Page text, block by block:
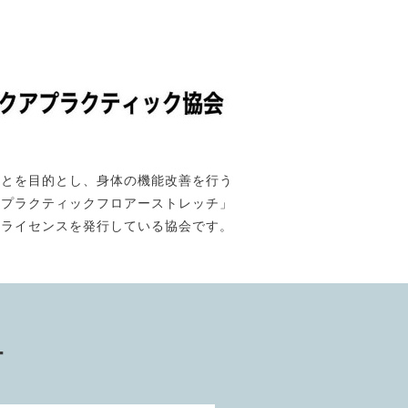
を目的とし、身体の機能改善を行う
ラクティックフロアーストレッチ」
イセンスを発行している協会です。